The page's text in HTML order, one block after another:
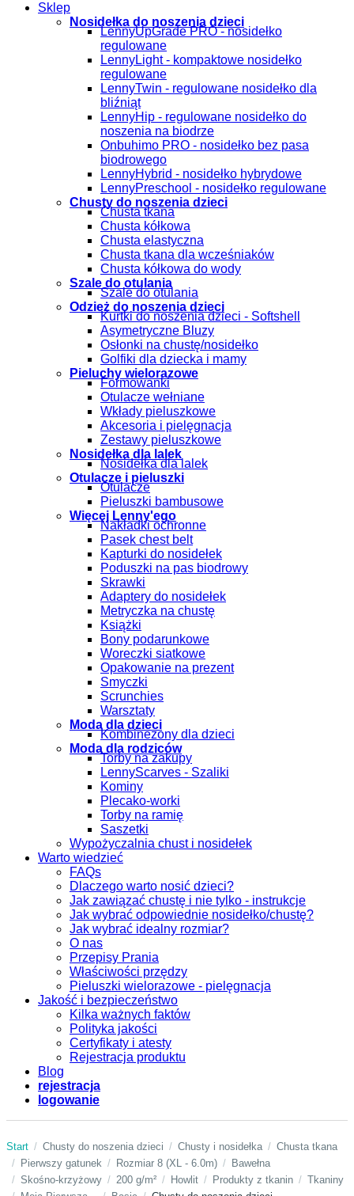
Sklep
Nosidełka do noszenia dzieci
LennyUpGrade PRO - nosidełko
regulowane
LennyLight - kompaktowe nosidełko
regulowane
LennyTwin - regulowane nosidełko dla
bliźniąt
LennyHip - regulowane nosidełko do
noszenia na biodrze
Onbuhimo PRO - nosidełko bez pasa
biodrowego
LennyHybrid - nosidełko hybrydowe
LennyPreschool - nosidełko regulowane
Chusty do noszenia dzieci
Chusta tkana
Chusta kółkowa
Chusta elastyczna
Chusta tkana dla wcześniaków
Chusta kółkowa do wody
Szale do otulania
Szale do otulania
Odzież do noszenia dzieci
Kurtki do noszenia dzieci - Softshell
Asymetryczne Bluzy
Osłonki na chustę/nosidełko
Golfiki dla dziecka i mamy
Pieluchy wielorazowe
Formowanki
Otulacze wełniane
Wkłady pieluszkowe
Akcesoria i pielęgnacja
Zestawy pieluszkowe
Nosidełka dla lalek
Nosidełka dla lalek
Otulacze i pieluszki
Otulacze
Pieluszki bambusowe
Więcej Lenny'ego
Nakładki ochronne
Pasek chest belt
Kapturki do nosidełek
Poduszki na pas biodrowy
Skrawki
Adaptery do nosidełek
Metryczka na chustę
Książki
Bony podarunkowe
Woreczki siatkowe
Opakowanie na prezent
Smyczki
Scrunchies
Warsztaty
Moda dla dzieci
Kombinezony dla dzieci
Moda dla rodziców
Torby na zakupy
LennyScarves - Szaliki
Kominy
Plecako-worki
Torby na ramię
Saszetki
Wypożyczalnia chust i nosidełek
Warto wiedzieć
FAQs
Dlaczego warto nosić dzieci?
Jak zawiązać chustę i nie tylko - instrukcje
Jak wybrać odpowiednie nosidełko/chustę?
Jak wybrać idealny rozmiar?
O nas
Przepisy Prania
Właściwości przędzy
Pieluszki wielorazowe - pielęgnacja
Jakość i bezpieczeństwo
Kilka ważnych faktów
Polityka jakości
Certyfikaty i atesty
Rejestracja produktu
Blog
rejestracja
logowanie
Start Chusty do noszenia dzieci Chusty i nosidełka
Chusta tkana
Pierwszy gatunek
Rozmiar 8 (XL - 6.0m)
Bawełna
Skośno-krzyżowy
200 g/m² Howlit Produkty z tkanin
Tkaniny